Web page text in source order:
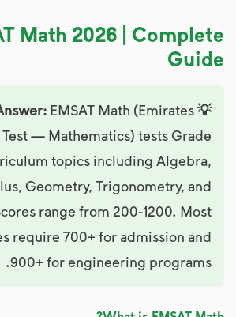
Math 2026 | Complete
Guide
💡 Quick Answer:
EMSAT Math (Emirates
— Mathematics) tests Grade
topics including Algebra,
Geometry, Trigonometry, and
range from 200-1200. Most
require 700+ for admission and
900+ for engineering programs.